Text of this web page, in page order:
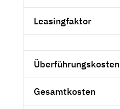
Leasingfaktor
Überführungskosten
Gesamtkosten